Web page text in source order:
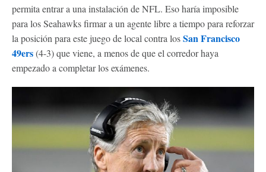
permita entrar a una instalación de NFL. Eso haría imposible
para los Seahawks firmar a un agente libre a tiempo para reforzar
la posición para este juego de local contra losSan Francisco
49ers(4-3) que viene, a menos de que el corredor haya
empezado a completar los exámenes.